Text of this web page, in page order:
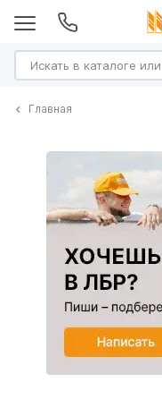
Главная